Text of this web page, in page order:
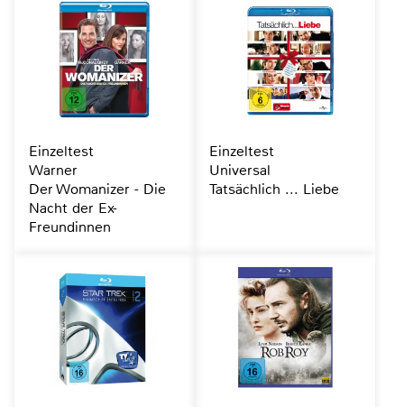
Einzeltest
Warner
Der Womanizer - Die
Nacht der Ex-
Freundinnen
Einzeltest
Universal
Tatsächlich ... Liebe